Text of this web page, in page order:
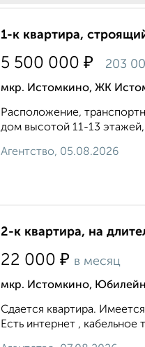
1-к квартира,
5 500 000 ₽ 203
мкр. Истомкино, ЖК
Расположение,
дом высотой 11-13
Агентство, 05.08.2026
2-к квартира, на
22 000 ₽ в месяц
мкр. Истомкино,
Сдается квартира.
Есть интернет ,